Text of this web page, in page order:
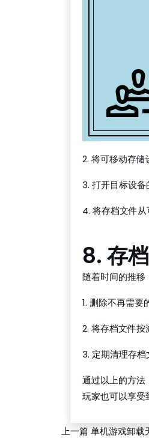
2. 将可移动存储
3. 打开目标设备
4. 将存档文件从
8. 存
随着时间的推移
1. 删除不再需要
2. 将存档文件按
3. 定期清理存档
通过以上的方法
玩家也可以享受
上一篇单机游戏卸载